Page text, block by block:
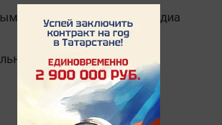
в Telegram-канале Татмедиа
мессенджере MАХ: